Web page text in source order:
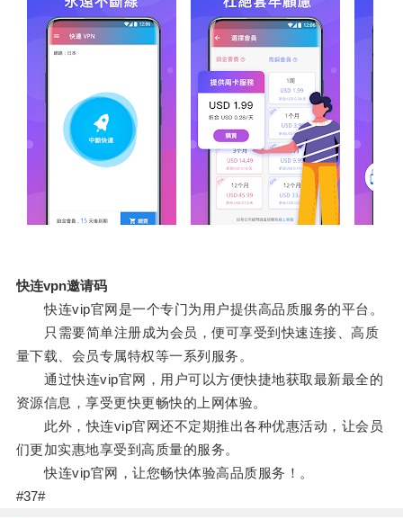
快连vpn邀请码
快连vip官网是一个专门为用户提供高品质服务的平台。
只需要简单注册成为会员，便可享受到快速连接、高质
量下载、会员专属特权等一系列服务。
通过快连vip官网，用户可以方便快捷地获取最新最全的
资源信息，享受更快更畅快的上网体验。
此外，快连vip官网还不定期推出各种优惠活动，让会员
们更加实惠地享受到高质量的服务。
快连vip官网，让您畅快体验高品质服务！。
#37#